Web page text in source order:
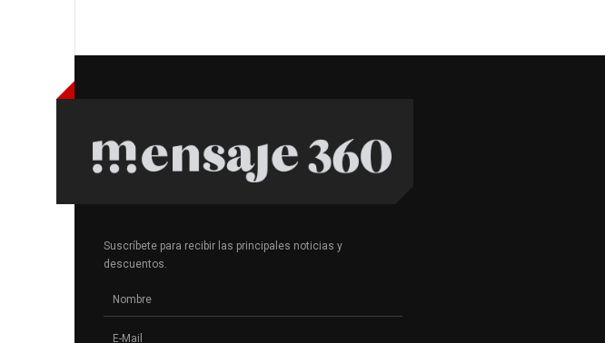
Suscríbete para recibir las principales noticias y
descuentos.